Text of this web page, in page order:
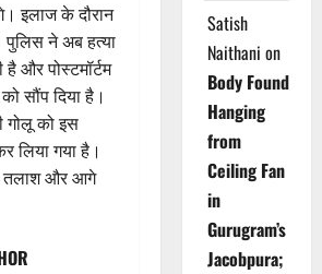
इलाज के दौरान
पुलिस ने अब हत्या
है और पोस्टमॉर्टम
सौंप दिया है।
गोलू को इस
लिया गया है।
तलाश और आगे
Satish
Naithani on
Body Found
Hanging
from
Ceiling Fan
in
Gurugram’s
Jacobpura;